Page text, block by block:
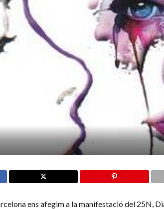
ens afegim a la manifestació del 25N,